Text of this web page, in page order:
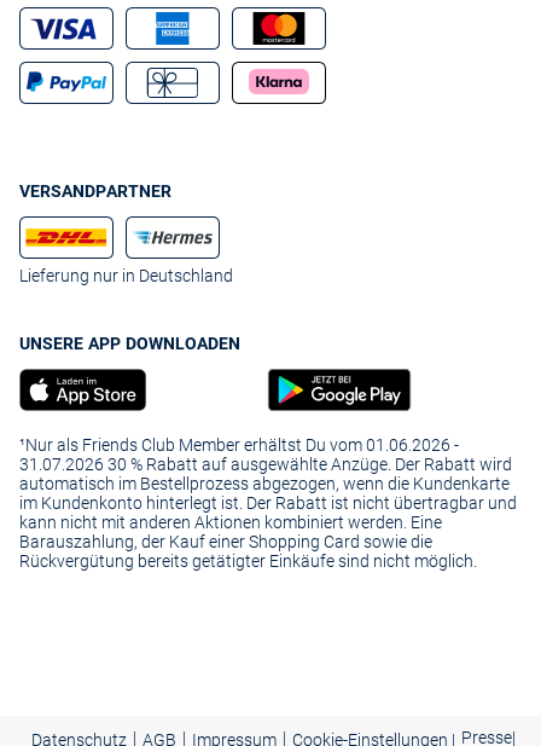
VERSANDPARTNER
Lieferung nur in Deutschland
UNSERE APP DOWNLOADEN
¹Nur als Friends Club Member erhältst Du vom 01.06.2026 -
31.07.2026 30 % Rabatt auf ausgewählte Anzüge. Der Rabatt wird
automatisch im Bestellprozess abgezogen, wenn die Kundenkarte
im Kundenkonto hinterlegt ist. Der Rabatt ist nicht übertragbar und
kann nicht mit anderen Aktionen kombiniert werden. Eine
Barauszahlung, der Kauf einer Shopping Card sowie die
Rückvergütung bereits getätigter Einkäufe sind nicht möglich.
Datenschutz | AGB | Impressum | Cookie-Einstellungen | Presse|